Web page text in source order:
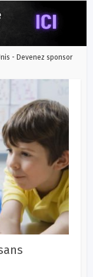
- Devenez sponsor